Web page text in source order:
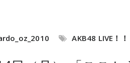
AKB48 LIVE！